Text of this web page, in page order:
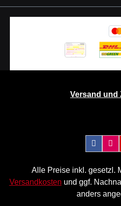
Versand und
Alle Preise inkl. gesetzl.
Versandkosten und ggf.
anders